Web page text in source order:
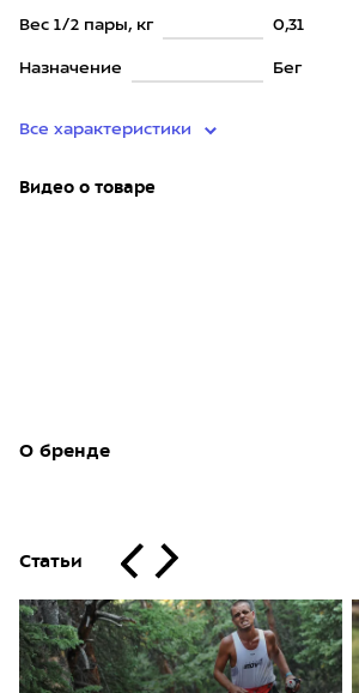
Вес 1/2 пары, кг 0,31
Назначение Бег
Все характеристики
Видео о товаре
О бренде
Статьи